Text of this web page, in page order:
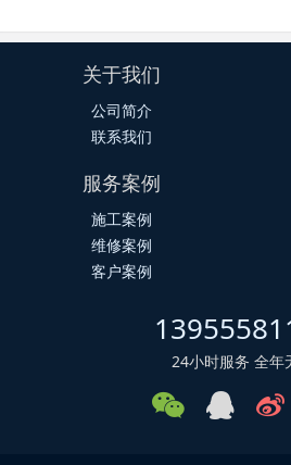
关于我们
公司简介
联系我们
服务案例
施工案例
维修案例
客户案例
24小时服务 全年